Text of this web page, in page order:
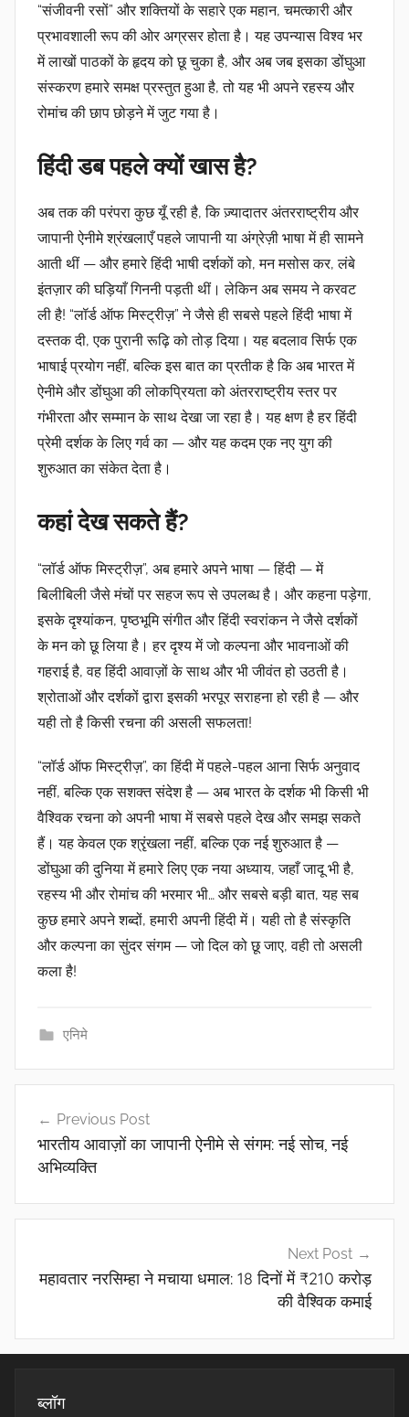
“संजीवनी रसों” और शक्तियों के सहारे एक महान, चमत्कारी और
प्रभावशाली रूप की ओर अग्रसर होता है। यह उपन्यास विश्व भर
में लाखों पाठकों के हृदय को छू चुका है, और अब जब इसका डोंघुआ
संस्करण हमारे समक्ष प्रस्तुत हुआ है, तो यह भी अपने रहस्य और
रोमांच की छाप छोड़ने में जुट गया है।
हिंदी डब पहले क्यों खास है?
अब तक की परंपरा कुछ यूँ रही है, कि ज़्यादातर अंतरराष्ट्रीय और
जापानी ऐनीमे श्रंखलाएँ पहलेजापानी या अंग्रेज़ी भाषामें ही सामने
आती थीं — और हमारे हिंदी भाषी दर्शकों को, मन मसोस कर, लंबे
इंतज़ार की घड़ियाँ गिननी पड़ती थीं। लेकिन अब समय ने करवट
ली है! “लॉर्ड ऑफ मिस्ट्रीज़” ने जैसे ही सबसे पहले हिंदी भाषा में
दस्तक दी, एक पुरानी रूढ़ि को तोड़ दिया। यह बदलाव सिर्फ एक
भाषाई प्रयोग नहीं, बल्कि इस बात का प्रतीक है कि अब भारत में
ऐनीमे औरडोंघुआकी लोकप्रियता को अंतरराष्ट्रीय स्तर पर
गंभीरता और सम्मान के साथ देखा जा रहा है। यह क्षण है हर हिंदी
प्रेमी दर्शक के लिए गर्व का — और यह कदम एक नए युग की
शुरुआत का संकेत देता है।
कहां देख सकते हैं?
“लॉर्ड ऑफ मिस्ट्रीज़”, अब हमारे अपनेभाषा — हिंदी —में
बिलीबिलीजैसे मंचों पर सहज रूप से उपलब्ध है। और कहना पड़ेगा,
इसकेदृश्यांकन, पृष्ठभूमि संगीत और हिंदी स्वरांकनने जैसे दर्शकों
के मन को छू लिया है। हर दृश्य में जो कल्पना और भावनाओं की
गहराई है, वह हिंदी आवाज़ों के साथ और भी जीवंत हो उठती है।
श्रोताओं और दर्शकों द्वारा इसकी भरपूर सराहना हो रही है — और
यही तो है किसी रचना की असली सफलता!
“लॉर्ड ऑफ मिस्ट्रीज़”, का हिंदी में पहले-पहल आना सिर्फ अनुवाद
नहीं, बल्कि एक सशक्त संदेश है — अब भारत के दर्शक भी किसी भी
वैश्विक रचना को अपनी भाषा में सबसे पहले देख और समझ सकते
हैं। यह केवल एक श्रृंखला नहीं, बल्कि एक नई शुरुआत है —
डोंघुआकी दुनिया में हमारे लिए एक नया अध्याय, जहाँ जादू भी है,
रहस्य भी और रोमांच की भरमार भी… और सबसे बड़ी बात, यह सब
कुछ हमारे अपने शब्दों, हमारी अपनी हिंदी में। यही तो है संस्कृति
और कल्पना का सुंदर संगम — जो दिल को छू जाए, वही तो असली
कला है!
एनिमे
नेविगेशनPrevious Post
भारतीय आवाज़ों का जापानी ऐनीमे से संगम: नई सोच, नई
अभिव्यक्ति
Next Post
महावतार नरसिम्हा ने मचाया धमाल: 18 दिनों में ₹210 करोड़
की वैश्विक कमाई
ब्लॉग